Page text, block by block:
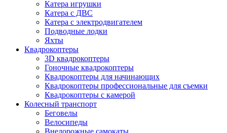
Катера игрушки
Катера с ДВС
Катера с электродвигателем
Подводные лодки
Яхты
Квадрокоптеры
3D квадрокоптеры
Гоночные квадрокоптеры
Квадрокоптеры для начинающих
Квадрокоптеры профессиональные для съемки
Квадрокоптеры с камерой
Колесный транспорт
Беговелы
Велосипеды
Внедорожные самокаты